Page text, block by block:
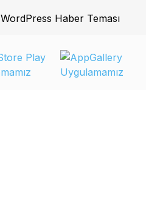
WordPress Haber Teması